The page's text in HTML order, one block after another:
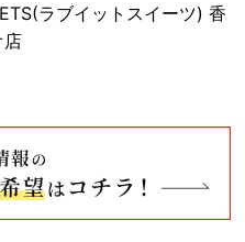
ラブイットスイーツ) 香
店